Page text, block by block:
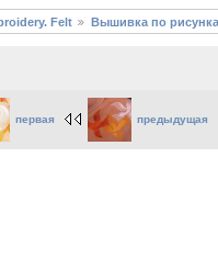
Felt Вышивка по
первая предыдущая